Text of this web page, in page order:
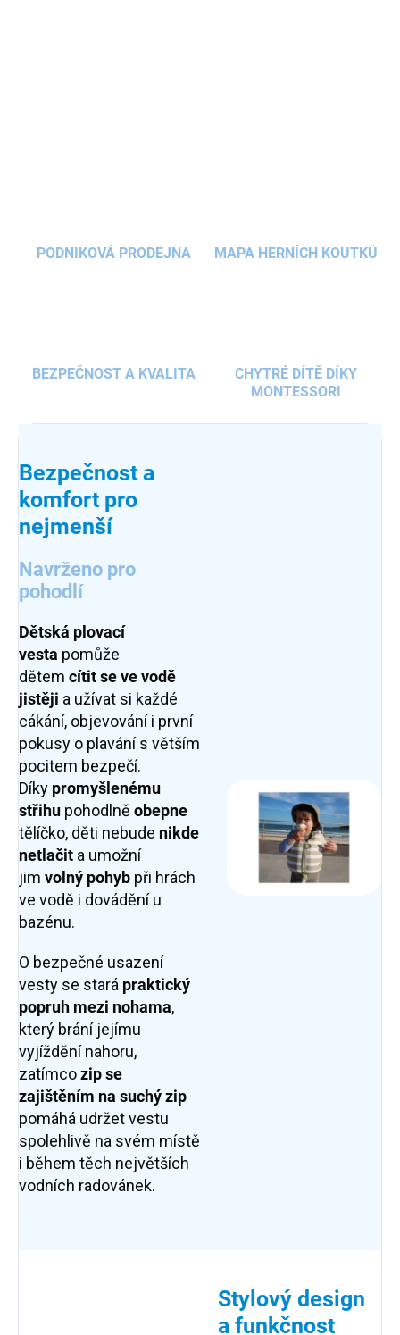
PODNIKOVÁ PRODEJNA MAPA HERNÍCH KOUTKŮ
BEZPEČNOST A KVALITA
CHYTRÉ DÍTĚ DÍKY
MONTESSORI
Bezpečnost a
komfort pro
nejmenší
Navrženo pro
pohodlí
Dětská plovací
vesta pomůže
dětem cítit se ve vodě
jistěji a užívat si každé
cákání, objevování i první
pokusy o plavání s větším
pocitem bezpečí.
Díky promyšlenému
střihu pohodlně obepne
tělíčko, děti nebude nikde
netlačit a umožní
jim volný pohyb při hrách
ve vodě i dovádění u
bazénu.
O bezpečné usazení
vesty se stará praktický
popruh mezi nohama,
který brání jejímu
vyjíždění nahoru,
zatímcozip se
zajištěním na suchý zip
pomáhá udržet vestu
spolehlivě na svém místě
i během těch největších
vodních radovánek.
Stylový design
a funkčnost